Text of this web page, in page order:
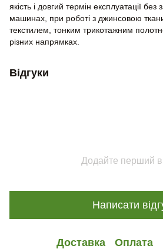
якість і довгий термін експлуатації
машинах, при роботі з джинсовою
текстилем, тонким трикотажним
різних напрямках.
Відгуки
Додайте перший
Написати
Доставка Оплата